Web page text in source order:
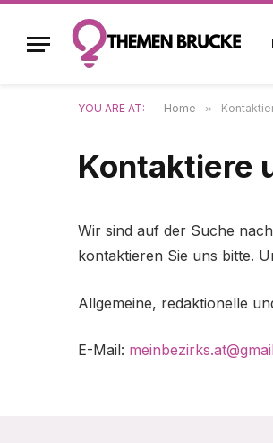
YOU ARE AT: Home »
Kontaktiere
Wir sind auf der Suche
kontaktieren Sie uns bitte.
Allgemeine, redaktionelle
E-Mail: